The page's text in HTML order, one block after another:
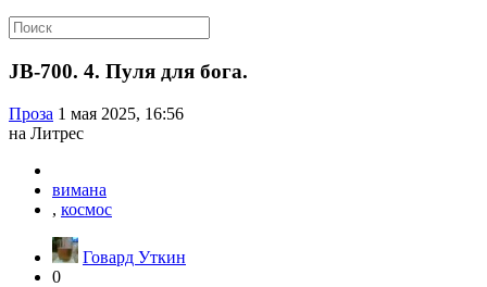
JB-700. 4. Пуля для бога.
Проза 1 мая 2025, 16:56
на Литрес
вимана
, космос
Говард Уткин
0